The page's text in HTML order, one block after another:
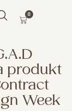
0
produkt
Week